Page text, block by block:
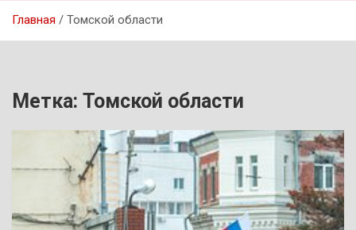
Главная Томской области
Метка: Томской области